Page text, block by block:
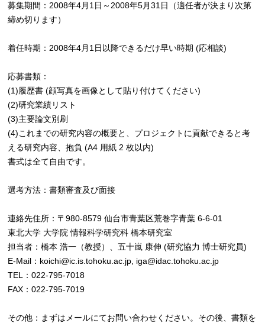
募集期間：2008年4月1日～2008年5月31日（適任者が決まり次第
締め切ります）
着任時期：2008年4月1日以降できるだけ早い時期 (応相談)
応募書類：
(1)履歴書 (顔写真を画像として貼り付けてください)
(2)研究業績リスト
(3)主要論文別刷
(4)これまでの研究内容の概要と、プロジェクトに貢献できると考
える研究内容、抱負 (A4 用紙 2 枚以内)
書式は全て自由です。
選考方法：書類審査及び面接
連絡先住所：〒980-8579 仙台市青葉区荒巻字青葉 6-6-01
東北大学 大学院 情報科学研究科 橋本研究室
担当者：橋本 浩一（教授）、五十嵐 康伸 (研究協力 博士研究員)
E-Mail：koichi@ic.is.tohoku.ac.jp, iga@idac.tohoku.ac.jp
TEL：022-795-7018
FAX：022-795-7019
その他：まずはメールにてお問い合わせください。その後、書類を